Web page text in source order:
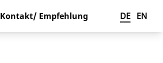
Kontakt/ Empfehlung DE EN